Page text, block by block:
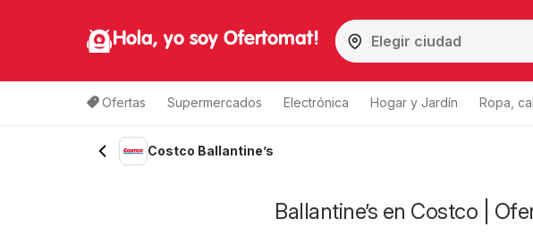
Hola, yo soy Ofertomat!
Ofertas Supermercados Electrónica Hogar y Jardín Ropa,
Costco Ballantine’s
Ballantine’s en Costco |